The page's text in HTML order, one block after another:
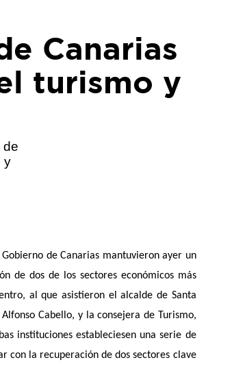
Canarias
turismo y
de
y
de Canarias mantuvieron ayer un
de dos de los sectores económicos más
al que asistieron el alcalde de Santa
Cabello, y la consejera de Turismo,
instituciones estableciesen una serie de
con la recuperación de dos sectores clave